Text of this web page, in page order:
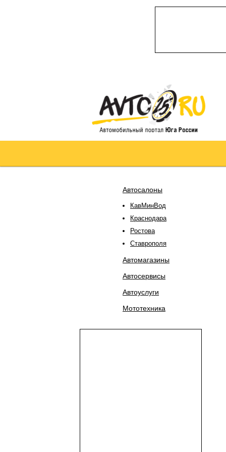
Автосалоны
КавМинВод
Краснодара
Ростова
Ставрополя
Автомагазины
Автосервисы
Автоуслуги
Мототехника